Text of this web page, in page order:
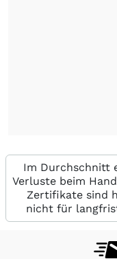
Im Durchschnitt
Verluste beim
Zertifikate sind
nicht für